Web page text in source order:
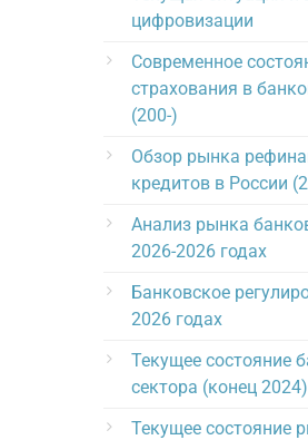
цифровизации
Современное
страхования в
(200-)
Обзор рынка
кредитов в России
Анализ рынка
2026-2026 годах
Банковское
2026 годах
Текущее состояние
сектора (конец 2024)
Текущее состояние